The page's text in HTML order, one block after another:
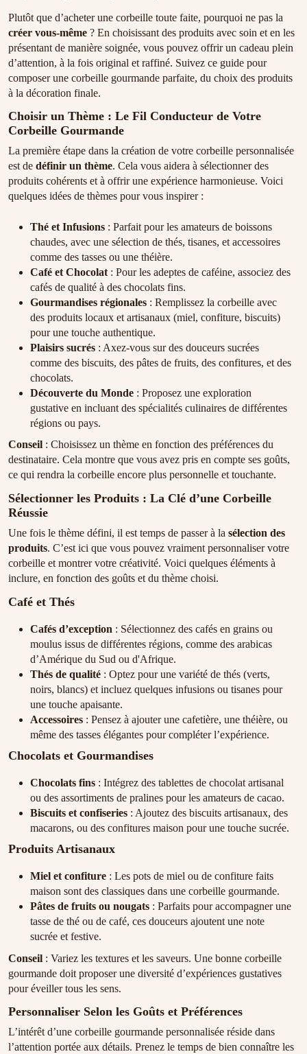
Plutôt que d’acheter une corbeille toute faite, pourquoi ne pas la
créer vous-même ? En choisissant des produits avec soin et en les
présentant de manière soignée, vous pouvez offrir un cadeau plein
d’attention, à la fois original et raffiné. Suivez ce guide pour
composer une corbeille gourmande parfaite, du choix des produits
à la décoration finale.
Choisir un Thème : Le Fil Conducteur de Votre
Corbeille Gourmande
La première étape dans la création de votre corbeille personnalisée
est de définir un thème. Cela vous aidera à sélectionner des
produits cohérents et à offrir une expérience harmonieuse. Voici
quelques idées de thèmes pour vous inspirer :
Thé et Infusions : Parfait pour les amateurs de boissons
chaudes, avec une sélection de thés, tisanes, et accessoires
comme des tasses ou une théière.
Café et Chocolat : Pour les adeptes de caféine, associez des
cafés de qualité à des chocolats fins.
Gourmandises régionales : Remplissez la corbeille avec
des produits locaux et artisanaux (miel, confiture, biscuits)
pour une touche authentique.
Plaisirs sucrés : Axez-vous sur des douceurs sucrées
comme des biscuits, des pâtes de fruits, des confitures, et des
chocolats.
Découverte du Monde : Proposez une exploration
gustative en incluant des spécialités culinaires de différentes
régions ou pays.
Conseil : Choisissez un thème en fonction des préférences du
destinataire. Cela montre que vous avez pris en compte ses goûts,
ce qui rendra la corbeille encore plus personnelle et touchante.
Sélectionner les Produits : La Clé d’une Corbeille
Réussie
Une fois le thème défini, il est temps de passer à la sélection des
produits. C’est ici que vous pouvez vraiment personnaliser votre
corbeille et montrer votre créativité. Voici quelques éléments à
inclure, en fonction des goûts et du thème choisi.
Café et Thés
Cafés d’exception : Sélectionnez des cafés en grains ou
moulus issus de différentes régions, comme des arabicas
d’Amérique du Sud ou d'Afrique.
Thés de qualité : Optez pour une variété de thés (verts,
noirs, blancs) et incluez quelques infusions ou tisanes pour
une touche apaisante.
Accessoires : Pensez à ajouter une cafetière, une théière, ou
même des tasses élégantes pour compléter l’expérience.
Chocolats et Gourmandises
Chocolats fins : Intégrez des tablettes de chocolat artisanal
ou des assortiments de pralines pour les amateurs de cacao.
Biscuits et confiseries : Ajoutez des biscuits artisanaux, des
macarons, ou des confitures maison pour une touche sucrée.
Produits Artisanaux
Miel et confiture : Les pots de miel ou de confiture faits
maison sont des classiques dans une corbeille gourmande.
Pâtes de fruits ou nougats : Parfaits pour accompagner une
tasse de thé ou de café, ces douceurs ajoutent une note
sucrée et festive.
Conseil : Variez les textures et les saveurs. Une bonne corbeille
gourmande doit proposer une diversité d’expériences gustatives
pour éveiller tous les sens.
Personnaliser Selon les Goûts et Préférences
L’intérêt d’une corbeille gourmande personnalisée réside dans
l’attention portée aux détails. Prenez le temps de bien connaître les